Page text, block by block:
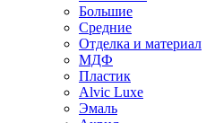
Большие
Средние
Отделка и материал
МДФ
Пластик
Alvic Luxe
Эмаль